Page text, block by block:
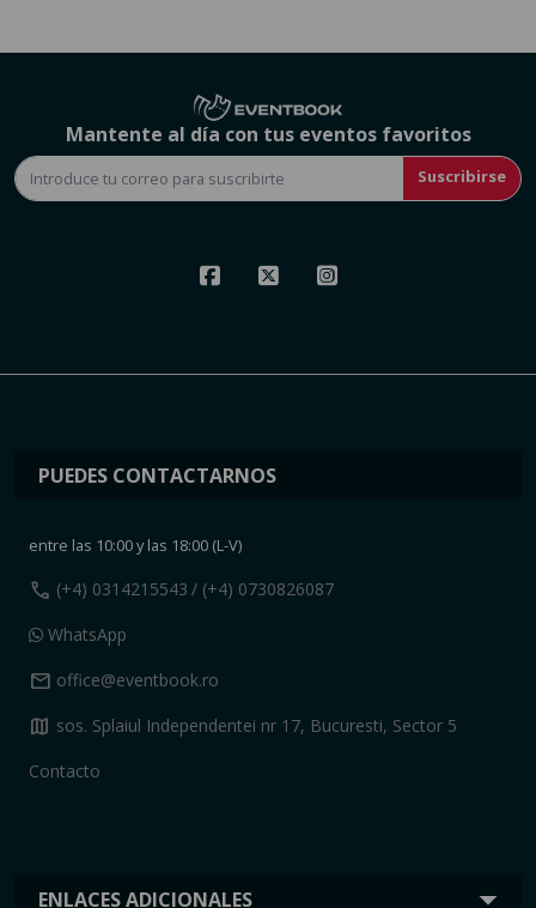
Mantente al día con tus eventos favoritos
Suscribirse
ENLACES ADICIONALES
PUEDES CONTACTARNOS
entre las 10:00 y las 18:00 (L-V)
call (+4) 0314215543 / (+4) 0730826087
WhatsApp
mail office@eventbook.ro
map sos. Splaiul Independentei nr 17, Bucuresti, Sector 5
Contacto